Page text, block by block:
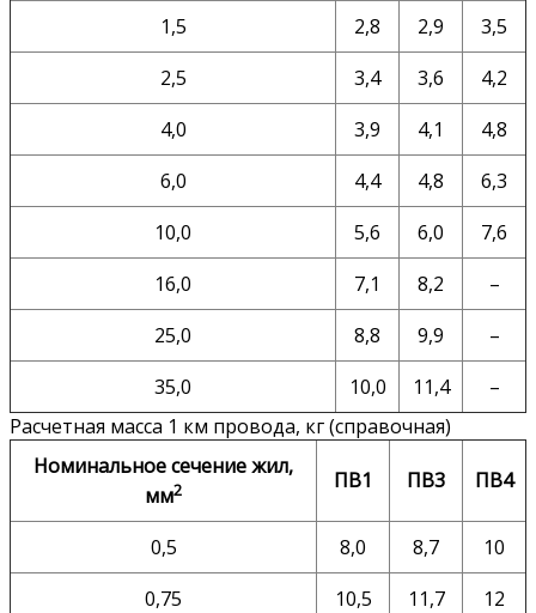
1,5
2,8 2,9
3,5
2,5
3,4 3,6
4,2
4,0
3,9 4,1
4,8
6,0
4,4 4,8
6,3
10,0
5,6 6,0
7,6
16,0
7,1 8,2
–
25,0
8,8 9,9
–
35,0
10,0 11,4
–
Расчетная масса 1 км провода, кг (справочная)
Номинальное сечение жил,
мм2 ПВ1 ПВ3 ПВ4
0,5 8,0 8,7
10
0,75
10,5 11,7
12